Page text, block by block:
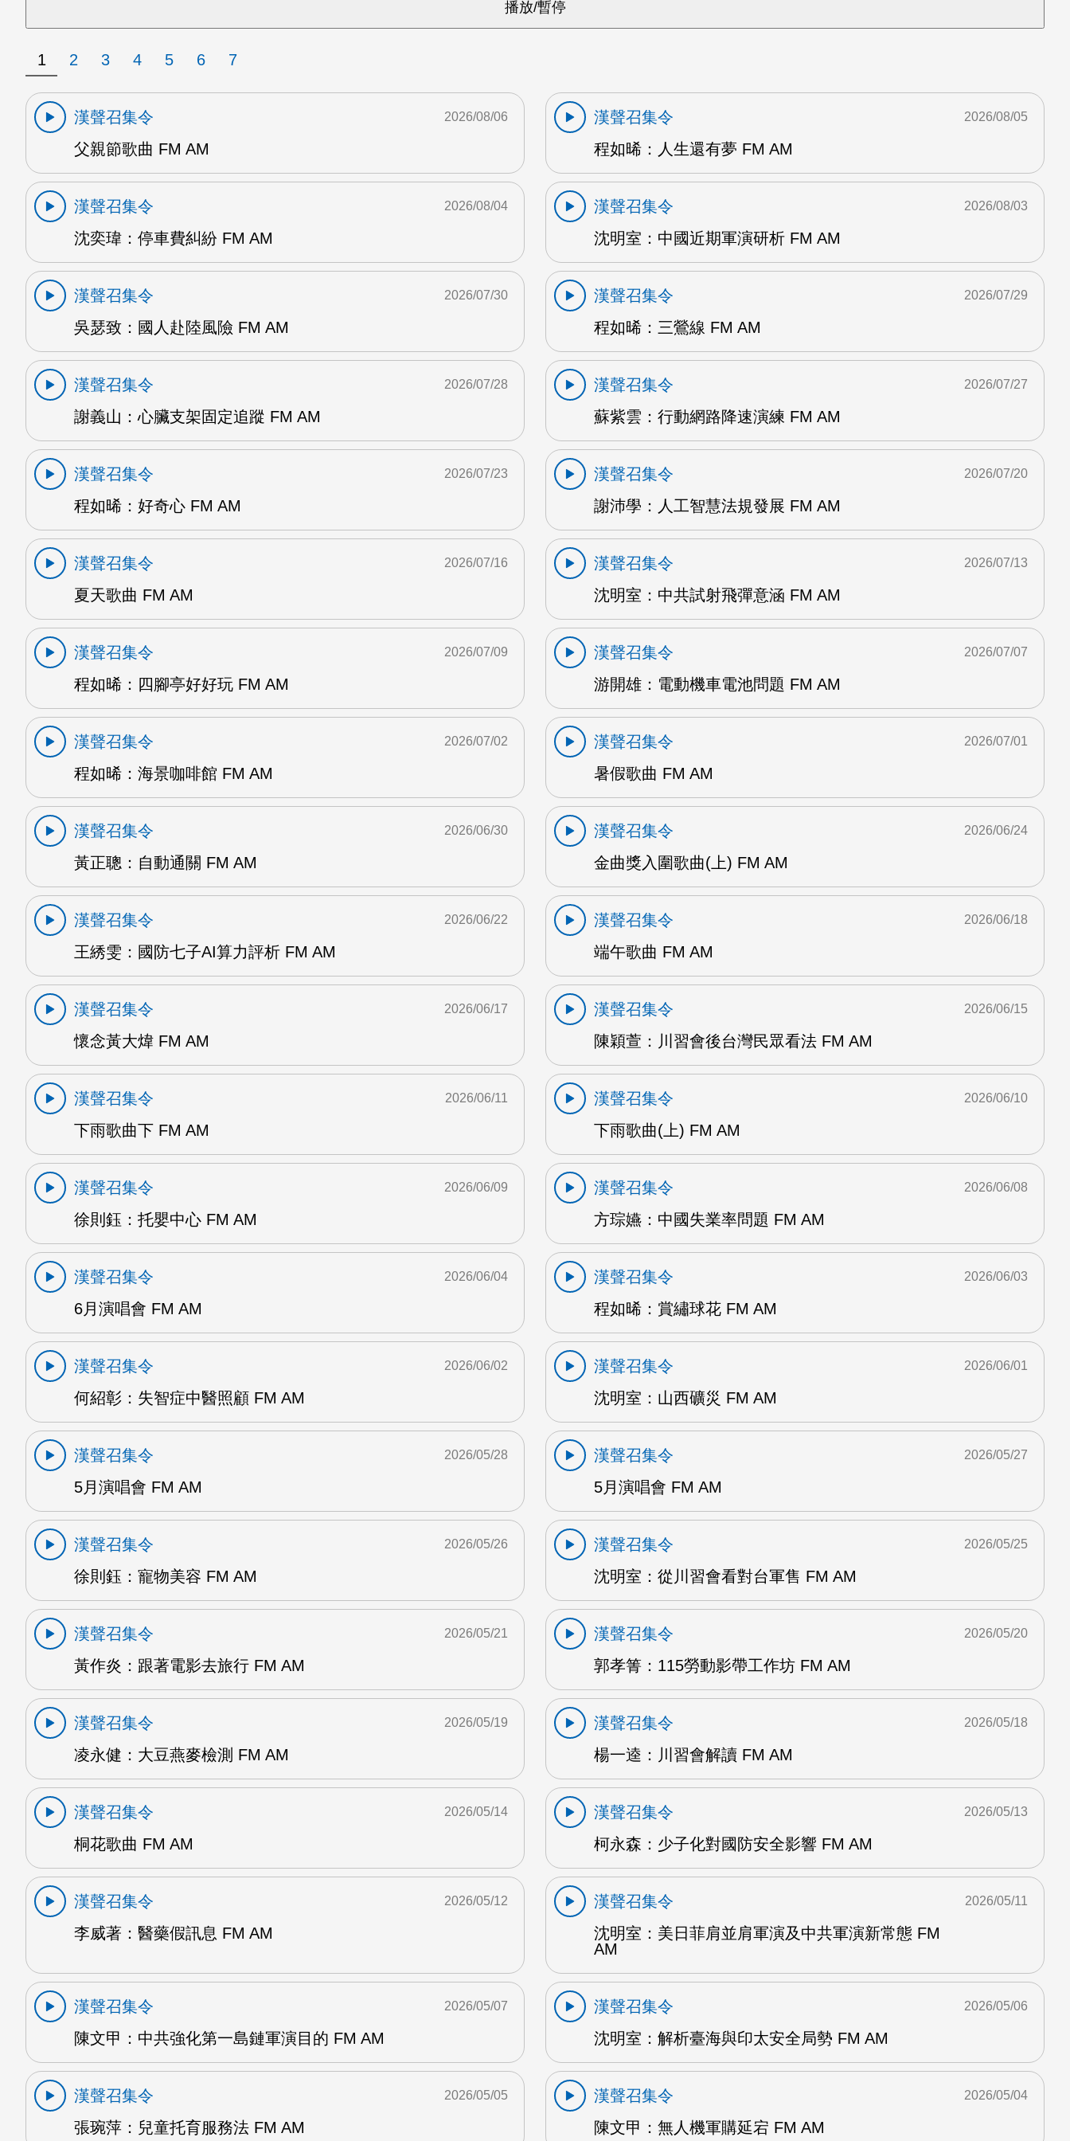
1 2 3 4 5 6 7
漢聲召集令
父親節歌曲 FM AM
2026/08/06
漢聲召集令
程如晞：人生還有夢 FM AM
2026/08/05
漢聲召集令
沈奕瑋：停車費糾紛 FM AM
2026/08/04
漢聲召集令
沈明室：中國近期軍演研析 FM AM
2026/08/03
漢聲召集令
吳瑟致：國人赴陸風險 FM AM
2026/07/30
漢聲召集令
程如晞：三鶯線 FM AM
2026/07/29
漢聲召集令
謝義山：心臟支架固定追蹤 FM AM
2026/07/28
漢聲召集令
蘇紫雲：行動網路降速演練 FM AM
2026/07/27
漢聲召集令
程如晞：好奇心 FM AM
2026/07/23
漢聲召集令
謝沛學：人工智慧法規發展 FM AM
2026/07/20
漢聲召集令
夏天歌曲 FM AM
2026/07/16
漢聲召集令
沈明室：中共試射飛彈意涵 FM AM
2026/07/13
漢聲召集令
程如晞：四腳亭好好玩 FM AM
2026/07/09
漢聲召集令
游開雄：電動機車電池問題 FM AM
2026/07/07
漢聲召集令
程如晞：海景咖啡館 FM AM
2026/07/02
漢聲召集令
暑假歌曲 FM AM
2026/07/01
漢聲召集令
黃正聰：自動通關 FM AM
2026/06/30
漢聲召集令
金曲獎入圍歌曲(上) FM AM
2026/06/24
漢聲召集令
王綉雯：國防七子AI算力評析 FM AM
2026/06/22
漢聲召集令
端午歌曲 FM AM
2026/06/18
漢聲召集令
懷念黃大煒 FM AM
2026/06/17
漢聲召集令
陳穎萱：川習會後台灣民眾看法 FM AM
2026/06/15
漢聲召集令
下雨歌曲下 FM AM
2026/06/11
漢聲召集令
下雨歌曲(上) FM AM
2026/06/10
漢聲召集令
徐則鈺：托嬰中心 FM AM
2026/06/09
漢聲召集令
方琮嬿：中國失業率問題 FM AM
2026/06/08
漢聲召集令
6月演唱會 FM AM
2026/06/04
漢聲召集令
程如晞：賞繡球花 FM AM
2026/06/03
漢聲召集令
何紹彰：失智症中醫照顧 FM AM
2026/06/02
漢聲召集令
沈明室：山西礦災 FM AM
2026/06/01
漢聲召集令
5月演唱會 FM AM
2026/05/28
漢聲召集令
5月演唱會 FM AM
2026/05/27
漢聲召集令
徐則鈺：寵物美容 FM AM
2026/05/26
漢聲召集令
沈明室：從川習會看對台軍售 FM AM
2026/05/25
漢聲召集令
黃作炎：跟著電影去旅行 FM AM
2026/05/21
漢聲召集令
郭孝箐：115勞動影帶工作坊 FM AM
2026/05/20
漢聲召集令
凌永健：大豆燕麥檢測 FM AM
2026/05/19
漢聲召集令
楊一逵：川習會解讀 FM AM
2026/05/18
漢聲召集令
桐花歌曲 FM AM
2026/05/14
漢聲召集令
柯永森：少子化對國防安全影響 FM AM
2026/05/13
漢聲召集令
李威著：醫藥假訊息 FM AM
2026/05/12
漢聲召集令
沈明室：美日菲肩並肩軍演及中共軍演新常態 FM
AM
2026/05/11
漢聲召集令
陳文甲：中共強化第一島鏈軍演目的 FM AM
2026/05/07
漢聲召集令
沈明室：解析臺海與印太安全局勢 FM AM
2026/05/06
漢聲召集令
張琬萍：兒童托育服務法 FM AM
2026/05/05
漢聲召集令
陳文甲：無人機軍購延宕 FM AM
2026/05/04